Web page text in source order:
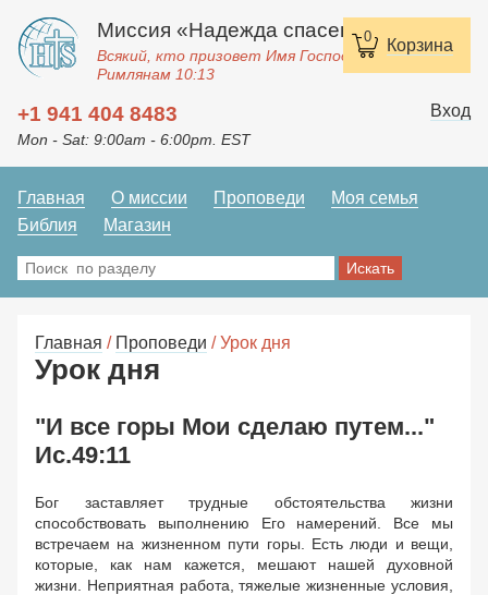
0 Корзина
Миссия «Надежда спасения»
Всякий, кто призовет Имя Господне, спасется.
Римлянам 10:13
+1 941 404 8483
Mon - Sat: 9:00am - 6:00pm. EST
Вход
Главная О миссии Проповеди
Моя семья
Библия
Магазин
Главная / Проповеди / Урок дня
Урок дня
"И все горы Мои сделаю путем..."
Ис.49:11
Бог заставляет трудные обстоятельства жизни
способствовать выполнению Его намерений. Все мы
встречаем на жизненном пути горы. Есть люди и вещи,
которые, как нам кажется, мешают нашей духовной
жизни. Неприятная работа, тяжелые жизненные условия,